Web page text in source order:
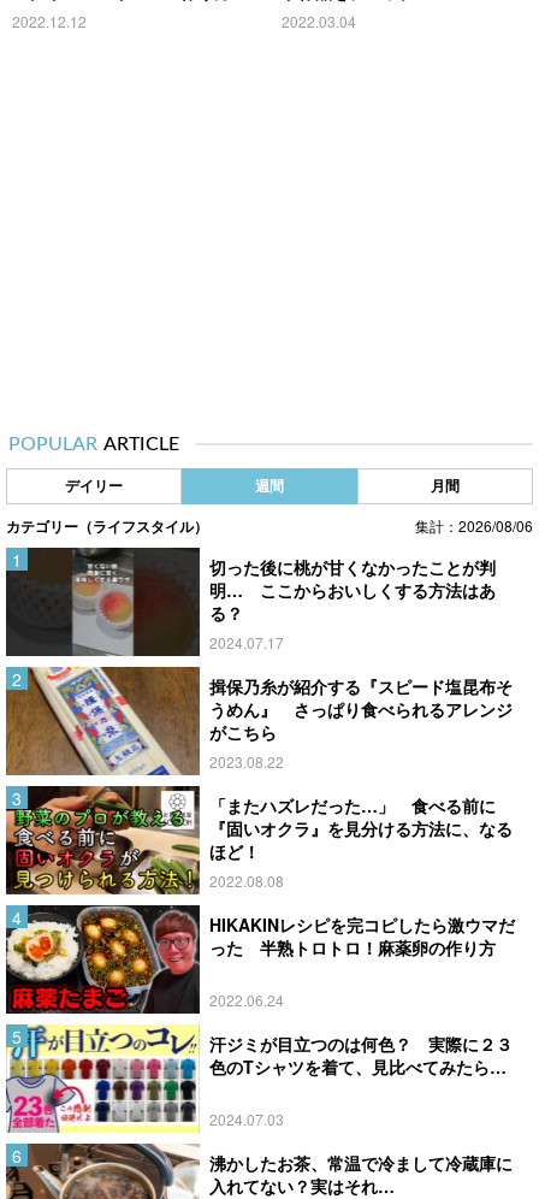
2022.12.12 2022.03.04
POPULAR ARTICLE
デイリー 週間 月間
カテゴリー（ライフスタイル） 集計：2026/08/06
切った後に桃が甘くなかったことが判
明… ここからおいしくする方法はあ
る？
2024.07.17
揖保乃糸が紹介する『スピード塩昆布そ
うめん』 さっぱり食べられるアレンジ
がこちら
2023.08.22
「またハズレだった…」 食べる前に
『固いオクラ』を見分ける方法に、なる
ほど！
2022.08.08
HIKAKINレシピを完コピしたら激ウマだ
った 半熟トロトロ！麻薬卵の作り方
2022.06.24
汗ジミが目立つのは何色？ 実際に２３
色のTシャツを着て、見比べてみたら…
2024.07.03
沸かしたお茶、常温で冷まして冷蔵庫に
入れてない？実はそれ…